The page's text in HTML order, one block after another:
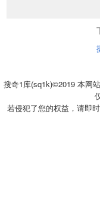
搜奇1库(sq1k)©2019 本网
若侵犯了您的权益，请即